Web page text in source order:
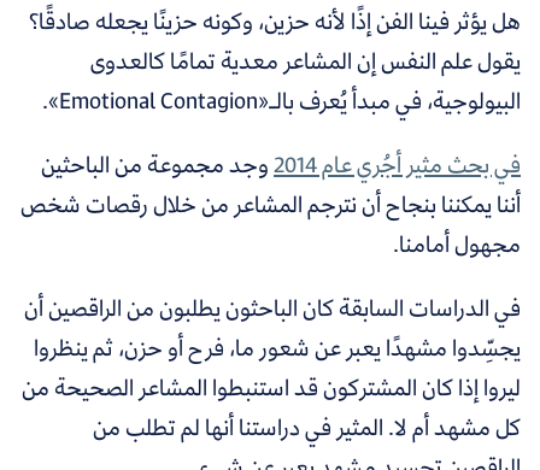
هل يؤثر فينا الفن إذًا لأنه حزين، وكونه حزينًا يجعله صادقًا؟
يقول علم النفس إن المشاعر معدية تمامًا كالعدوى
البيولوجية، في مبدأ يُعرف بالـ«E
motional Contagion
»
.
في بحث مثير أجُري عام 2014
وجد مجموعة من الباحثين
أننا يمكننا بنجاح أن نترجم المشاعر من خلال رقصات شخص
مجهول أمامنا.
في الدراسات السابقة كان الباحثون يطلبون من الراقصين أن
يجسِّدوا مشهدًا يعبر عن شعور ما، فرح أو حزن، ثم ينظروا
ليروا إذا كان المشتركون قد استنبطوا المشاعر الصحيحة من
كل مشهد أم لا. المثير في دراستنا أنها لم تطلب من